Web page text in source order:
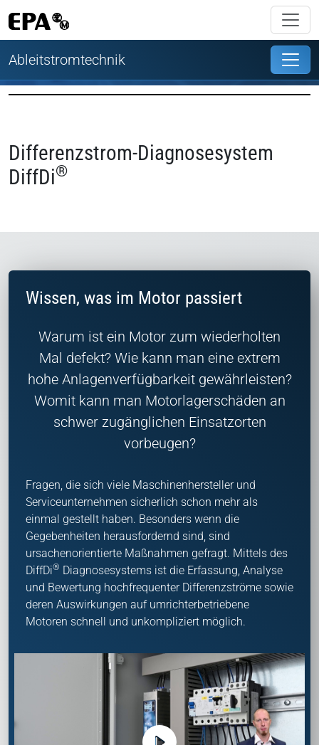
Ableitstromtechnik
Differenzstrom-Diagnosesystem
DiffDi®
Wissen, was im Motor passiert
Warum ist ein Motor zum wiederholten
Mal defekt? Wie kann man eine extrem
hohe Anlagenverfügbarkeit gewährleisten?
Womit kann man Motorlagerschäden an
schwer zugänglichen Einsatzorten
vorbeugen?
Fragen, die sich viele Maschinenhersteller und
Serviceunternehmen sicherlich schon mehr als
einmal gestellt haben. Besonders wenn die
Gegebenheiten herausfordernd sind, sind
ursachenorientierte Maßnahmen gefragt. Mittels des
DiffDi® Diagnosesystems ist die Erfassung, Analyse
und Bewertung hochfrequenter Differenzströme sowie
deren Auswirkungen auf umrichterbetriebene
Motoren schnell und unkompliziert möglich.